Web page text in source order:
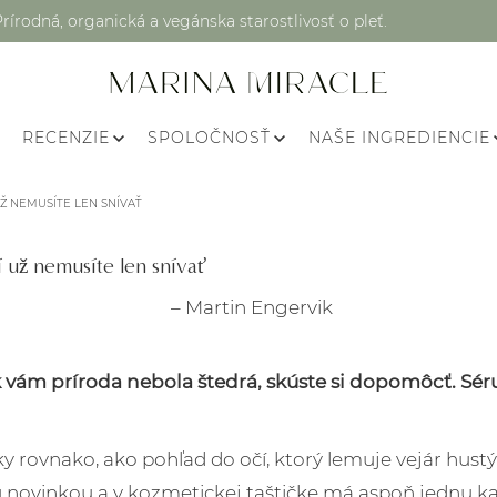
organická a vegánska starostlivosť o pleť.
RECENZIE SPOLOČNOSŤ NAŠE INGREDIENCIE
NEMUSÍTE LEN SNÍVAŤ
už nemusíte len snívať
– Martin Engervik
príroda nebola štedrá, skúste si dopomôcť.
rovnako, ako pohľad do očí, ktorý lemuje vejár
a v kozmetickej taštičke má aspoň jednu